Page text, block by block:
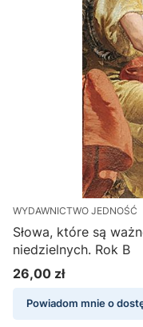
WYDAWNICTWO JEDNOŚĆ
Słowa, które są
niedzielnych. Rok B
Cena
26,00 zł
Powiadom mnie o